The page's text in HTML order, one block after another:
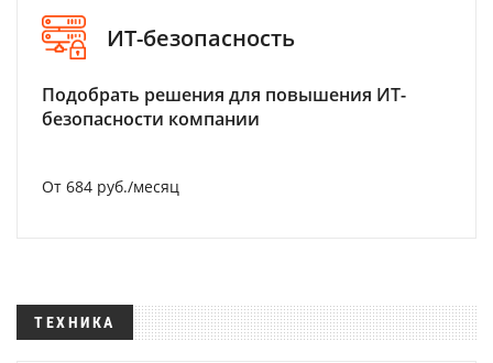
ИТ-безопасность
Подобрать решения для повышения ИТ-
безопасности компании
От 684 руб./месяц
ТЕХНИКА